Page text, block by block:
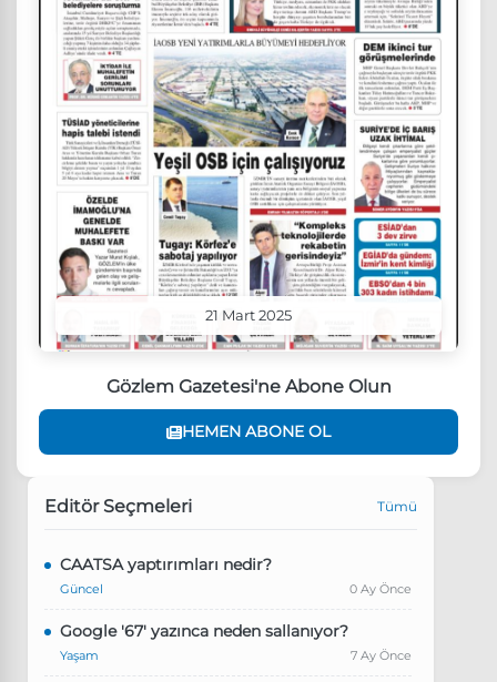
21 Mart 2025
Gözlem Gazetesi'ne Abone Olun
HEMEN ABONE OL
Editör Seçmeleri Tümü
CAATSA yaptırımları nedir?
Güncel 0 Ay Önce
Google '67' yazınca neden sallanıyor?
Yaşam 7 Ay Önce